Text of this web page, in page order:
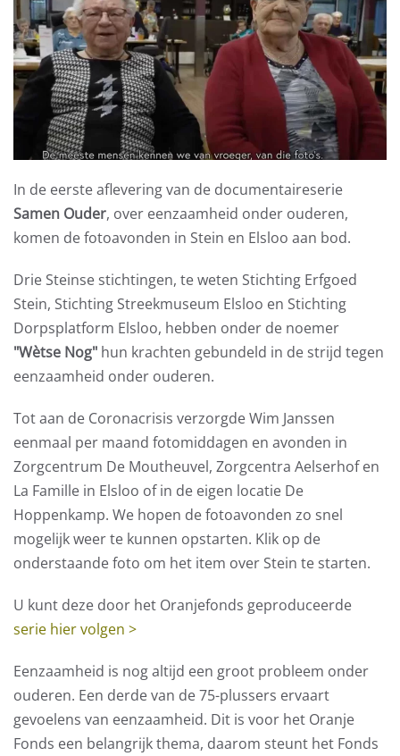
In de eerste aflevering van de documentaireserie
Samen Ouder, over eenzaamheid onder ouderen,
komen de fotoavonden in Stein en Elsloo aan bod.
Drie Steinse stichtingen, te weten Stichting Erfgoed
Stein, Stichting Streekmuseum Elsloo en Stichting
Dorpsplatform Elsloo, hebben onder de noemer
"Wètse Nog" hun krachten gebundeld in de strijd tegen
eenzaamheid onder ouderen.
Tot aan de Coronacrisis verzorgde Wim Janssen
eenmaal per maand fotomiddagen en avonden in
Zorgcentrum De Moutheuvel, Zorgcentra Aelserhof en
La Famille in Elsloo of in de eigen locatie De
Hoppenkamp. We hopen de fotoavonden zo snel
mogelijk weer te kunnen opstarten. Klik op de
onderstaande foto om het item over Stein te starten.
U kunt deze door het Oranjefonds geproduceerde
serie hier volgen >
Eenzaamheid is nog altijd een groot probleem onder
ouderen. Een derde van de 75-plussers ervaart
gevoelens van eenzaamheid. Dit is voor het Oranje
Fonds een belangrijk thema, daarom steunt het Fonds